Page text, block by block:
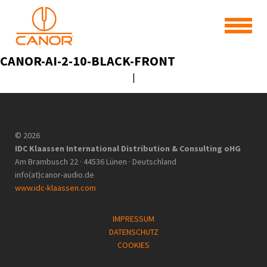
CANOR-AI-2-10-BLACK-FRONT
|
© 2026
IDC Klaassen International Distribution & Consulting oHG
Am Brambusch 22 · 44536 Lünen · Deutschland
info(at)canor-audio.de
www.idc-klaassen.com
IMPRESSUM
DATENSCHUTZ
COOKIES